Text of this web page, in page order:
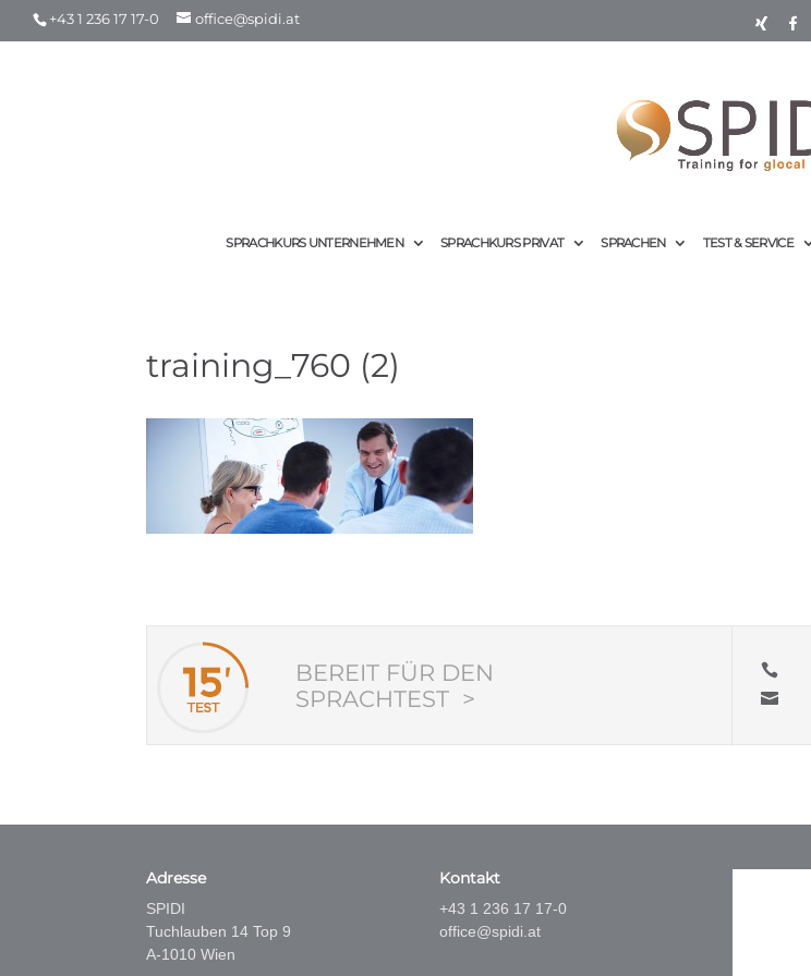
+43 1 236 17 17-0 office@spidi.at
SPRACHKURS UNTERNEHMEN SPRACHKURS PRIVAT SPRACHEN TEST & SERVICE
training_760 (2)
BEREIT FÜR DEN
SPRACHTEST >


Adresse
SPIDI
Tuchlauben 14 Top 9
A-1010 Wien
Kontakt
+43 1 236 17 17-0
office@spidi.at